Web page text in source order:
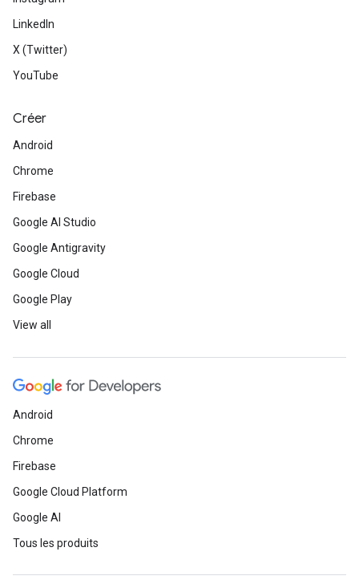
LinkedIn
X (Twitter)
YouTube
Créer
Android
Chrome
Firebase
Google AI Studio
Google Antigravity
Google Cloud
Google Play
View all
Android
Chrome
Firebase
Google Cloud Platform
Google AI
Tous les produits